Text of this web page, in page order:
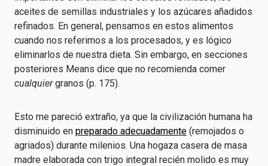
aceites de semillas industriales y los azúcares añadidos
refinados. En general, pensamos en estos alimentos
cuando nos referimos a los procesados, y es lógico
eliminarlos de nuestra dieta. Sin embargo, en secciones
posteriores Means dice que no recomienda comer
cualquiergranos (p. 175).
Esto me pareció extraño, ya que la civilización humana ha
disminuido en preparado adecuadamente (remojados o
agriados) durante milenios. Una hogaza casera de masa
madre elaborada con trigo integral recién molido es muy